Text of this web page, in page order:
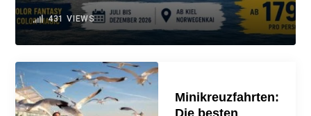
431 VIEWS
Minikreuzfahrten:
Die besten